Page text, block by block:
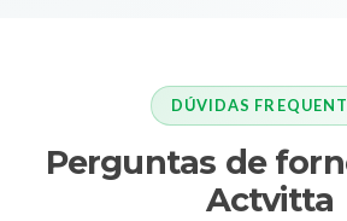
DÚVIDAS
Perguntas de
Actvitta